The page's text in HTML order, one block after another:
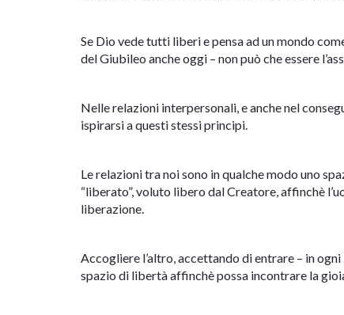
Se Dio vede tutti liberi e pensa ad un mondo
del Giubileo anche oggi – non può che essere
Nelle relazioni interpersonali, e anche nel
ispirarsi a questi stessi principi.
Le relazioni tra noi sono in qualche modo uno
“liberato”, voluto libero dal Creatore, affinchè
liberazione.
Accogliere l’altro, accettando di entrare – in
spazio di libertà affinchè possa incontrare la